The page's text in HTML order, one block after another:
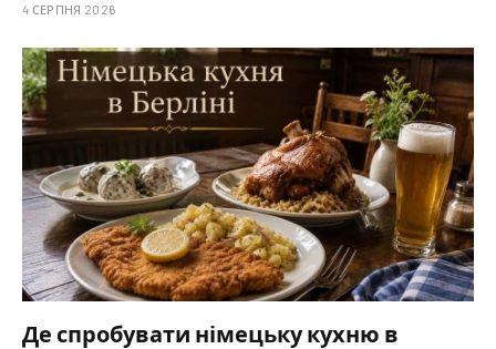
4 СЕРПНЯ 2026
Де спробувати німецьку кухню в